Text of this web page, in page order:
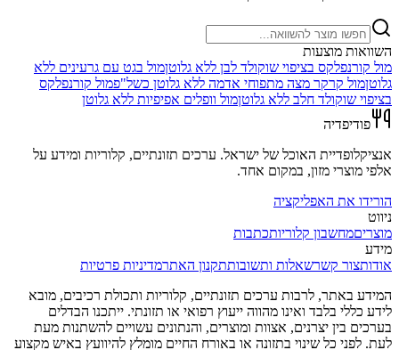
השוואות מוצעות
מול קורנפלקס בציפוי שוקולד לבן ללא גלוטןמול בגט עם גרעינים ללא
גלוטןמול קרקר מצה מתפוחי אדמה ללא גלוטן כשל"פמול קורנפלקס
בציפוי שוקולד חלב ללא גלוטןמול וופלים אפיפיות ללא גלוטן
פודיפדיה
אנציקלופדיית האוכל של ישראל. ערכים תזונתיים, קלוריות ומידע על
אלפי מוצרי מזון, במקום אחד.
הורידו את האפליקציה
ניווט
מוצריםמחשבון קלוריותכתבות
מידע
אודותצור קשרשאלות ותשובותתקנון האתרמדיניות פרטיות
המידע באתר, לרבות ערכים תזונתיים, קלוריות ותכולת רכיבים, מובא
לידע כללי בלבד ואינו מהווה ייעוץ רפואי או תזונתי. ייתכנו הבדלים
בערכים בין יצרנים, אצוות ומוצרים, והנתונים עשויים להשתנות מעת
לעת. לפני כל שינוי בתזונה או באורח החיים מומלץ להיוועץ באיש מקצוע